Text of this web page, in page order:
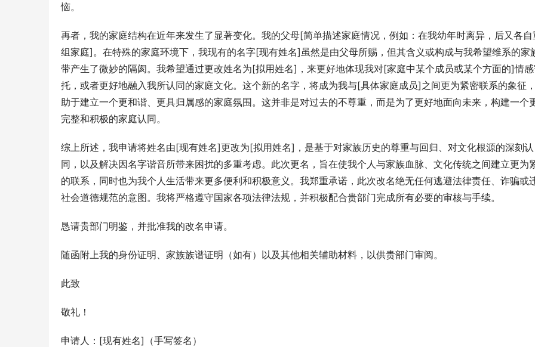
恼。
再者，我的家庭结构在近年来发生了显著变化。我的父母[简单描述家庭情况，例如：在我幼年时离异，后又各自
组家庭]。在特殊的家庭环境下，我现有的名字[现有姓名]虽然是由父母所赐，但其含义或构成与我希望维系的家
带产生了微妙的隔阂。我希望通过更改姓名为[拟用姓名]，来更好地体现我对[家庭中某个成员或某个方面的]情
托，或者更好地融入我所认同的家庭文化。这个新的名字，将成为我与[具体家庭成员]之间更为紧密联系的象征
助于建立一个更和谐、更具归属感的家庭氛围。这并非是对过去的不尊重，而是为了更好地面向未来，构建一个
完整和积极的家庭认同。
综上所述，我申请将姓名由[现有姓名]更改为[拟用姓名]，是基于对家族历史的尊重与回归、对文化根源的深刻认
同，以及解决因名字谐音所带来困扰的多重考虑。此次更名，旨在使我个人与家族血脉、文化传统之间建立更为
的联系，同时也为我个人生活带来更多便利和积极意义。我郑重承诺，此次改名绝无任何逃避法律责任、诈骗或
社会道德规范的意图。我将严格遵守国家各项法律法规，并积极配合贵部门完成所有必要的审核与手续。
恳请贵部门明鉴，并批准我的改名申请。
随函附上我的身份证明、家族族谱证明（如有）以及其他相关辅助材料，以供贵部门审阅。
此致
敬礼！
申请人：[现有姓名]（手写签名）